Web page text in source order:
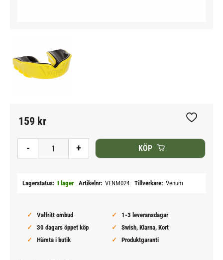
159 kr
+
- KÖP
Lägg till
Lagerstatus I lager Artikelnr VENM024 Tillverkare Venum
Valfritt ombud
1-3 leveransdagar
30 dagars öppet köp
Swish, Klarna, Kort
Hämta i butik
Produktgaranti